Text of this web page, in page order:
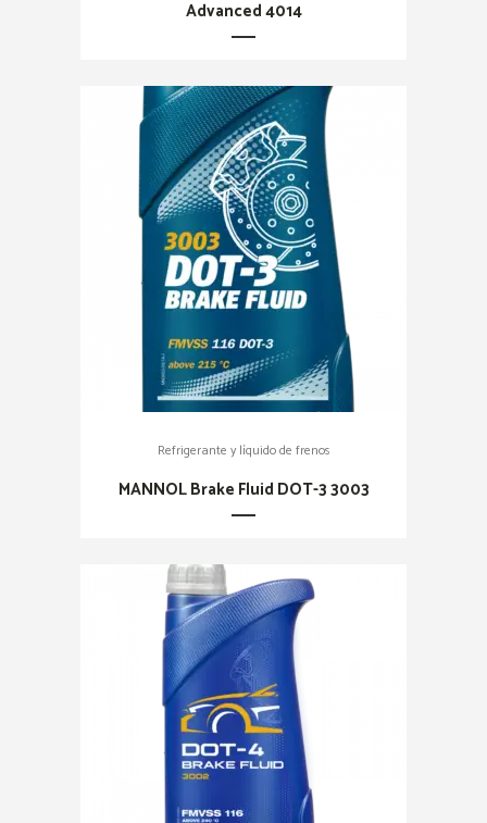
Advanced 4014
Refrigerante y líquido de frenos
MANNOL Brake Fluid DOT-3 3003